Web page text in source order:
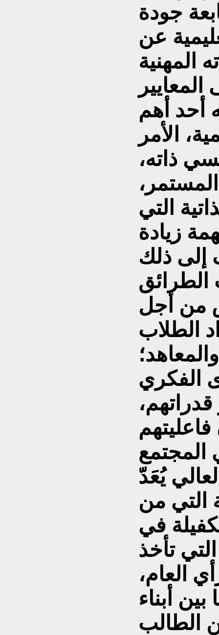
جودة
عن
المهنية
المعايير
أحد أهم
الأمر
ذاته،
المستمر،
التي
زيادة
إلى ذلك
من أجل
الطلاب
الفكري
يُعَدّ
التي من
في
تأخذ
العام،
أبناء
الطالب